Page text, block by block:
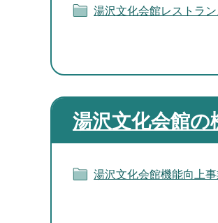
湯沢文化会館レストラ
湯沢文化会館の
湯沢文化会館機能向上